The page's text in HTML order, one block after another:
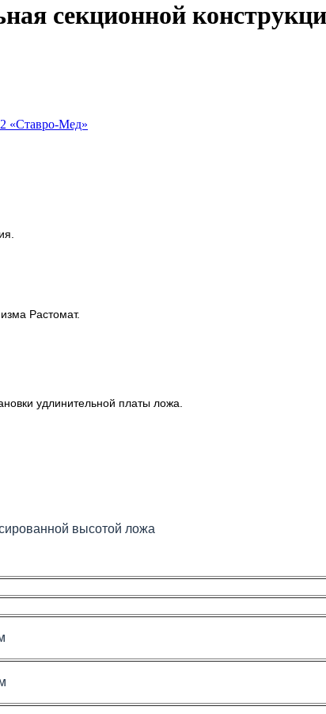
секционной
Растомат.
удлинительной платы ложа.
высотой ложа